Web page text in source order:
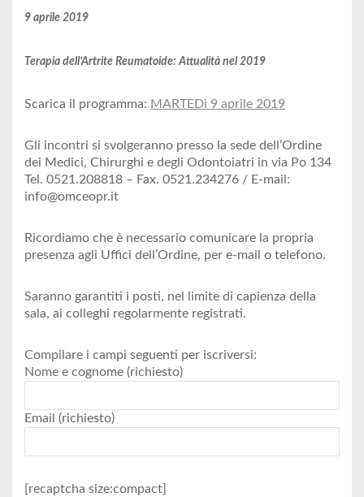
9 aprile 2019
Terapia dell’Artrite Reumatoide: Attualità nel 2019
Scarica il programma: MARTEDì 9 aprile 2019
Gli incontri si svolgeranno presso la sede dell’Ordine
dei Medici, Chirurghi e degli Odontoiatri in via Po 134
Tel. 0521.208818 – Fax. 0521.234276 / E-mail:
info@omceopr.it
Ricordiamo che è necessario comunicare la propria
presenza agli Uffici dell’Ordine, per e-mail o telefono.
Saranno garantiti i posti, nel limite di capienza della
sala, ai colleghi regolarmente registrati.
Compilare i campi seguenti per iscriversi:
Nome e cognome (richiesto)
Email (richiesto)
[recaptcha size:compact]